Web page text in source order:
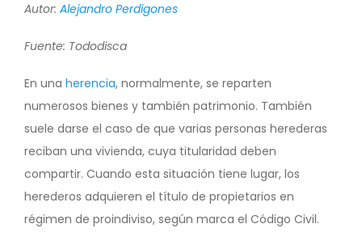
Autor: Alejandro Perdigones
Fuente: Tododisca
En una herencia, normalmente, se reparten
numerosos bienes y también patrimonio. También
suele darse el caso de que varias personas herederas
reciban una vivienda, cuya titularidad deben
compartir. Cuando esta situación tiene lugar, los
herederos adquieren el título de propietarios en
régimen de proindiviso, según marca el Código Civil.